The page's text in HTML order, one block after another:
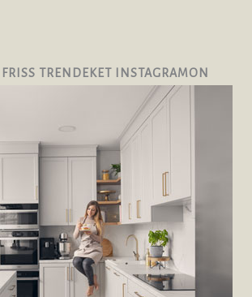
FRISS TRENDEKET INSTAGRAMON